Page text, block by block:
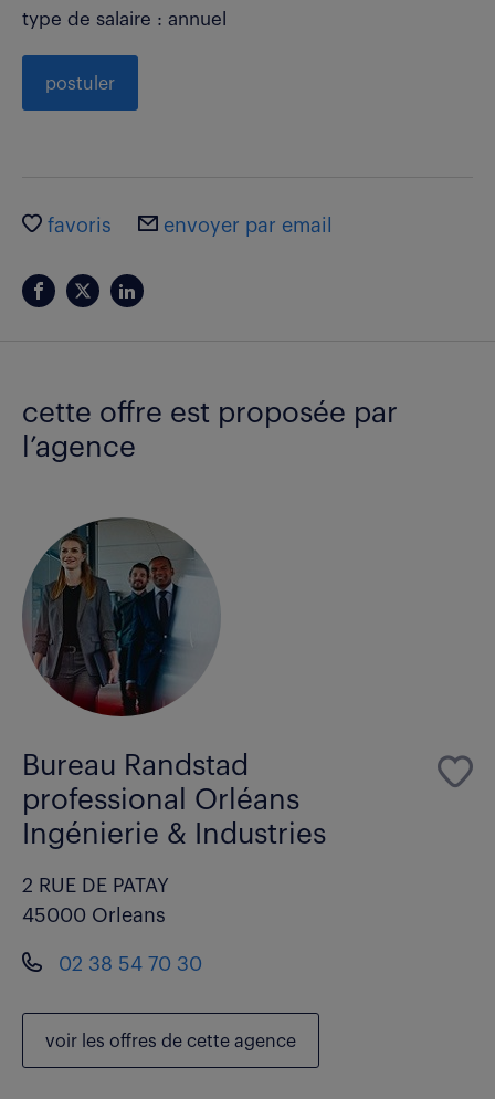
type de salaire : annuel
postuler
favoris envoyer par email
cette offre est proposée par
l’agence
Bureau Randstad
professional Orléans
Ingénierie & Industries
2 RUE DE PATAY
45000 Orleans
02 38 54 70 30
voir les offres de cette agence